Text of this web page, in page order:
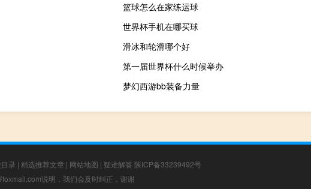
篮球怎么在家练运球
世界杯手机在哪买球
滑冰和轮滑哪个好
第一届世界杯什么时候举办
梦幻西游bb装备力量
录 | 精选推荐文章 | 网站地图 | 疑难解答 陕ICP备33239492号
说明，我们会及时纠正，谢谢